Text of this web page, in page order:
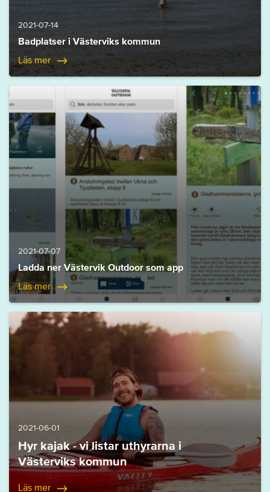
2021-07-14
Badplatser i Västerviks kommun
Läs mer
2021-07-07
Ladda ner Västervik Outdoor som app
Läs mer
2021-06-01
Hyr kajak - vi listar uthyrarna i
Västerviks kommun
Läs mer